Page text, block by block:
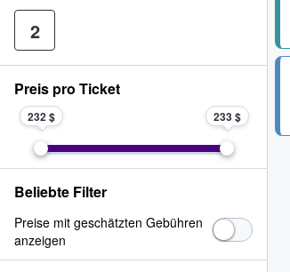
2
Preis pro Ticket
232 $ 233 $
Beliebte Filter
Preise mit geschätzten Gebühren
anzeigen